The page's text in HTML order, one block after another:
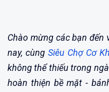
Chào mừng các bạn đến
nay, cùng Siêu Chợ Cơ
không thể thiếu trong
hoàn thiện bề mặt -